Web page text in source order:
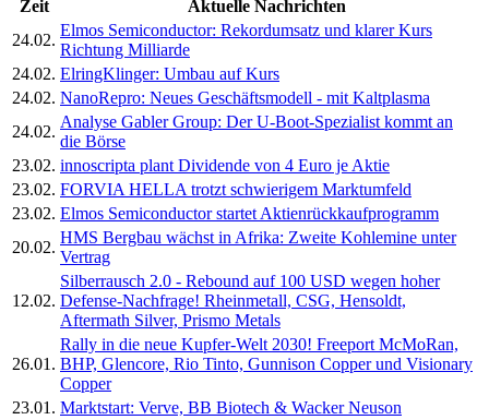
Zeit
Aktuelle Nachrichten
24.02.
Elmos Semiconductor: Rekordumsatz und klarer Kurs
Richtung Milliarde
24.02. ElringKlinger: Umbau auf Kurs
24.02. NanoRepro: Neues Geschäftsmodell - mit Kaltplasma
24.02.
Analyse Gabler Group: Der U-Boot-Spezialist kommt an
die Börse
23.02. innoscripta plant Dividende von 4 Euro je Aktie
23.02. FORVIA HELLA trotzt schwierigem Marktumfeld
23.02. Elmos Semiconductor startet Aktienrückkaufprogramm
20.02.
HMS Bergbau wächst in Afrika: Zweite Kohlemine unter
Vertrag
12.02.
Silberrausch 2.0 - Rebound auf 100 USD wegen hoher
Defense-Nachfrage! Rheinmetall, CSG, Hensoldt,
Aftermath Silver, Prismo Metals
26.01.
Rally in die neue Kupfer-Welt 2030! Freeport McMoRan,
BHP, Glencore, Rio Tinto, Gunnison Copper und Visionary
Copper
23.01. Marktstart: Verve, BB Biotech & Wacker Neuson